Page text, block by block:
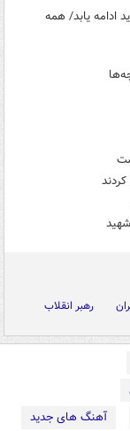
ادامه یابد/ همه
رهبر انقلاب
آهنگ های جدید